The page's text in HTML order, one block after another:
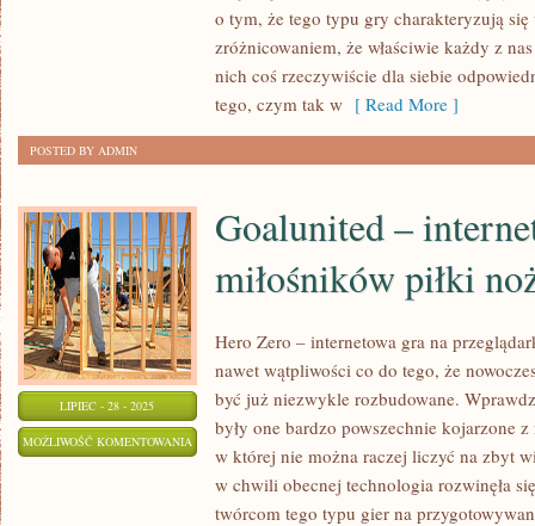
STRATEGICZNA
o tym, że tego typu gry charakteryzują
zróżnicowaniem, że właściwie każdy z
nich coś rzeczywiście dla siebie
tego, czym tak w [ Read More ]
POSTED BY ADMIN
LIPIEC - 28 - 2025
MOŻLIWOŚĆ KOMENTOWANIA GOALUNITED
Goalunited –
miłośników piłki
Hero Zero – internetowa gra na
nawet wątpliwości co do tego, że
być już niezwykle rozbudowane.
były one bardzo powszechnie kojarzone
w której nie można raczej liczyć na zbyt
w chwili obecnej technologia rozwinęła
twórcom tego typu gier na